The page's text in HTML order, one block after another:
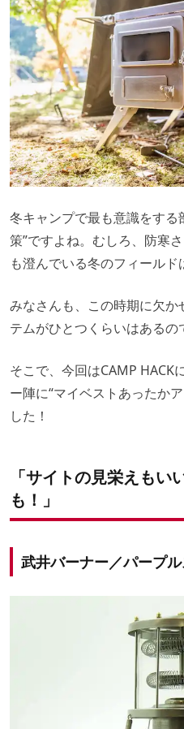
冬キャンプで最も意識をす
策”ですよね。むしろ、防寒
も澄んでいる冬のフィールド
みなさんも、この時期に欠
テムがひとつくらいはあるの
そこで、今回はCAMP HACK
ー陣に“マイベストあったか
した！
「サイトの見栄えも
も！」
武井バーナー／パープ